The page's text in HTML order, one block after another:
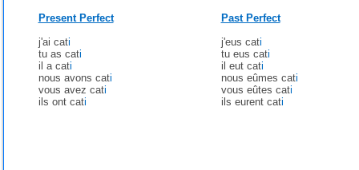
Present Perfect
j'ai cati
tu as cati
il a cati
nous avons cati
vous avez cati
ils ont cati
Past Perfect
j'eus cati
tu eus cati
il eut cati
nous eûmes cati
vous eûtes cati
ils eurent cati